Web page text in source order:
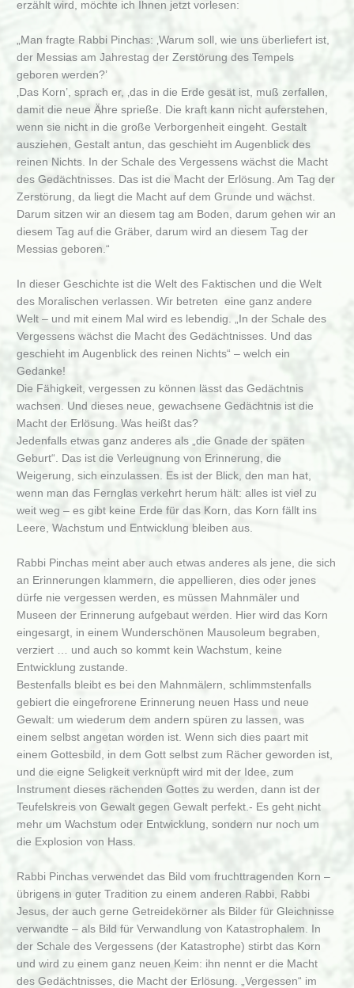
erzählt wird, möchte ich Ihnen jetzt vorlesen:
„Man fragte Rabbi Pinchas: ‚Warum soll, wie uns überliefert ist,
der Messias am Jahrestag der Zerstörung des Tempels
geboren werden?’
‚Das Korn’, sprach er, ‚das in die Erde gesät ist, muß zerfallen,
damit die neue Ähre sprieße. Die kraft kann nicht auferstehen,
wenn sie nicht in die große Verborgenheit eingeht. Gestalt
ausziehen, Gestalt antun, das geschieht im Augenblick des
reinen Nichts. In der Schale des Vergessens wächst die Macht
des Gedächtnisses. Das ist die Macht der Erlösung. Am Tag der
Zerstörung, da liegt die Macht auf dem Grunde und wächst.
Darum sitzen wir an diesem tag am Boden, darum gehen wir an
diesem Tag auf die Gräber, darum wird an diesem Tag der
Messias geboren.“
In dieser Geschichte ist die Welt des Faktischen und die Welt
des Moralischen verlassen. Wir betreten eine ganz andere
Welt – und mit einem Mal wird es lebendig. „In der Schale des
Vergessens wächst die Macht des Gedächtnisses. Und das
geschieht im Augenblick des reinen Nichts“ – welch ein
Gedanke!
Die Fähigkeit, vergessen zu können lässt das Gedächtnis
wachsen. Und dieses neue, gewachsene Gedächtnis ist die
Macht der Erlösung. Was heißt das?
Jedenfalls etwas ganz anderes als „die Gnade der späten
Geburt“. Das ist die Verleugnung von Erinnerung, die
Weigerung, sich einzulassen. Es ist der Blick, den man hat,
wenn man das Fernglas verkehrt herum hält: alles ist viel zu
weit weg – es gibt keine Erde für das Korn, das Korn fällt ins
Leere, Wachstum und Entwicklung bleiben aus.
Rabbi Pinchas meint aber auch etwas anderes als jene, die sich
an Erinnerungen klammern, die appellieren, dies oder jenes
dürfe nie vergessen werden, es müssen Mahnmäler und
Museen der Erinnerung aufgebaut werden. Hier wird das Korn
eingesargt, in einem Wunderschönen Mausoleum begraben,
verziert … und auch so kommt kein Wachstum, keine
Entwicklung zustande.
Bestenfalls bleibt es bei den Mahnmälern, schlimmstenfalls
gebiert die eingefrorene Erinnerung neuen Hass und neue
Gewalt: um wiederum dem andern spüren zu lassen, was
einem selbst angetan worden ist. Wenn sich dies paart mit
einem Gottesbild, in dem Gott selbst zum Rächer geworden ist,
und die eigne Seligkeit verknüpft wird mit der Idee, zum
Instrument dieses rächenden Gottes zu werden, dann ist der
Teufelskreis von Gewalt gegen Gewalt perfekt.- Es geht nicht
mehr um Wachstum oder Entwicklung, sondern nur noch um
die Explosion von Hass.
Rabbi Pinchas verwendet das Bild vom fruchttragenden Korn –
übrigens in guter Tradition zu einem anderen Rabbi, Rabbi
Jesus, der auch gerne Getreidekörner als Bilder für Gleichnisse
verwandte – als Bild für Verwandlung von Katastrophalem. In
der Schale des Vergessens (der Katastrophe) stirbt das Korn
und wird zu einem ganz neuen Keim: ihn nennt er die Macht
des Gedächtnisses, die Macht der Erlösung. „Vergessen“ im